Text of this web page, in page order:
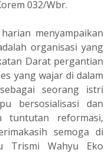
032/Wbr.
menyampaikan
organisasi yang
Darat pergantian
yang wajar di dalam
seorang istri
bersosialisasi dan
tuntutan reformasi,
semoga di
Wahyu Eko